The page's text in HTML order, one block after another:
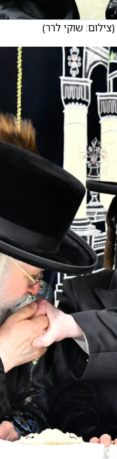
(צילום: שוקי לרר)